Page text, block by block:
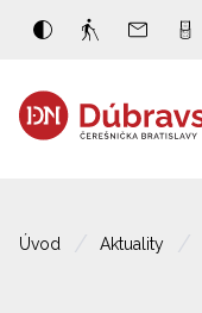
Úvod Aktuality